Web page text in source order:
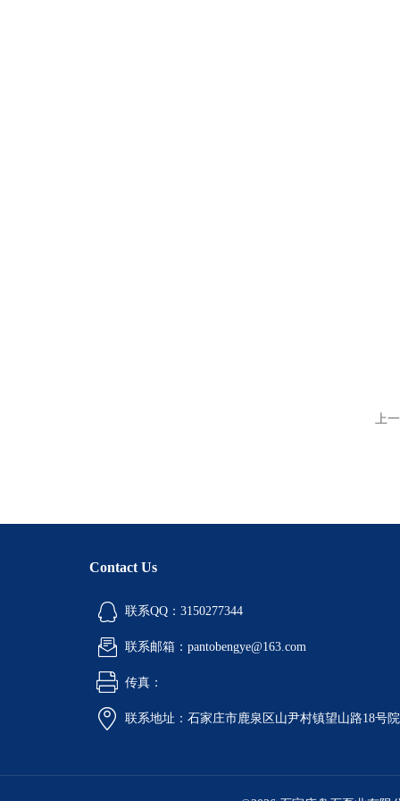
上
Contact Us
联系QQ：3150277344
联系邮箱：pantobengye@163.com
传真：
联系地址：石家庄市鹿泉区山尹村镇望山路18号